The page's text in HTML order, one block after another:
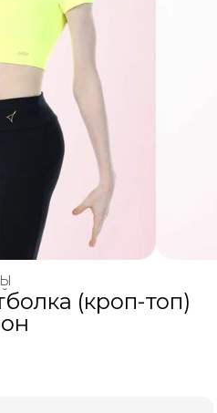
гимнастики ›
ГИМНАСТИКА ›
(кроп-топ)